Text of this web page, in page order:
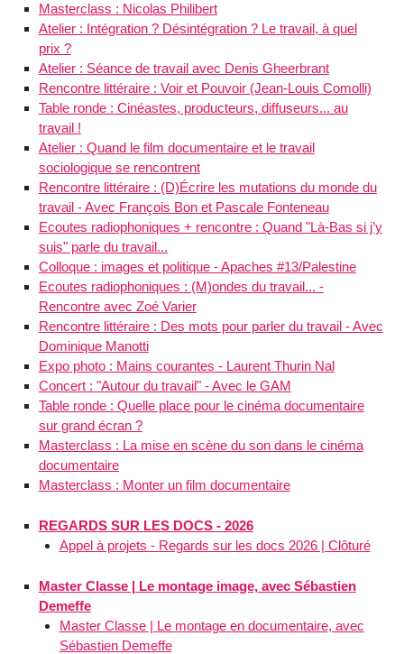
Masterclass : Nicolas Philibert
Atelier : Intégration ? Désintégration ? Le travail, à quel
prix ?
Atelier : Séance de travail avec Denis Gheerbrant
Rencontre littéraire : Voir et Pouvoir (Jean-Louis Comolli)
Table ronde : Cinéastes, producteurs, diffuseurs... au
travail !
Atelier : Quand le film documentaire et le travail
sociologique se rencontrent
Rencontre littéraire : (D)Écrire les mutations du monde du
travail - Avec François Bon et Pascale Fonteneau
Ecoutes radiophoniques + rencontre : Quand "Là-Bas si j’y
suis" parle du travail...
Colloque : images et politique - Apaches #13/Palestine
Ecoutes radiophoniques : (M)ondes du travail... -
Rencontre avec Zoé Varier
Rencontre littéraire : Des mots pour parler du travail - Avec
Dominique Manotti
Expo photo : Mains courantes - Laurent Thurin Nal
Concert : "Autour du travail" - Avec le GAM
Table ronde : Quelle place pour le cinéma documentaire
sur grand écran ?
Masterclass : La mise en scène du son dans le cinéma
documentaire
Masterclass : Monter un film documentaire
REGARDS SUR LES DOCS - 2026
Appel à projets - Regards sur les docs 2026 | Clôturé
Master Classe | Le montage image, avec Sébastien
Demeffe
Master Classe | Le montage en documentaire, avec
Sébastien Demeffe